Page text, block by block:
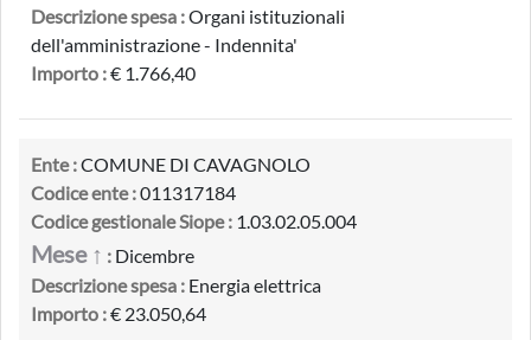
Descrizione spesa :Organi istituzionali
dell'amministrazione - Indennita'
Importo :€ 1.766,40
Ente :COMUNE DI CAVAGNOLO
Codice ente :011317184
Codice gestionale Siope : 1.03.02.05.004
Mese ↑ : Dicembre
Descrizione spesa : Energia elettrica
Importo :€ 23.050,64